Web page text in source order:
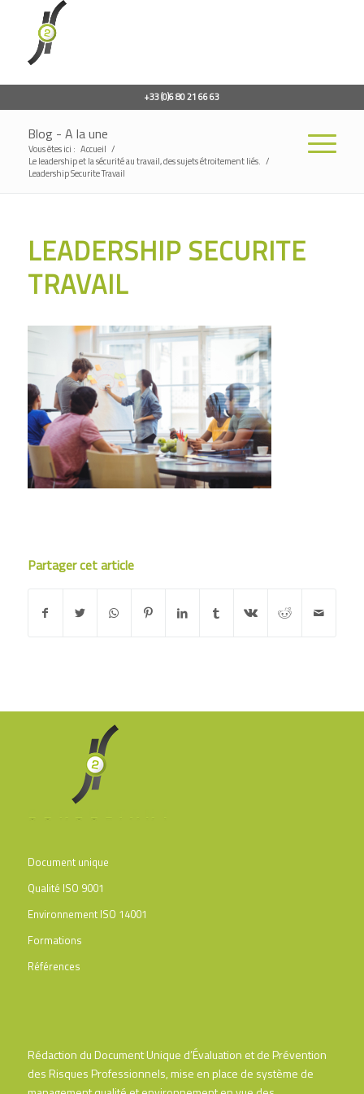
+33 (0)6 80 21 66 63
Blog - A la une
Vous êtes ici : Accueil /
Le leadership et la sécurité au travail, des sujets étroitement liés. /
Leadership Securite Travail
LEADERSHIP SECURITE
TRAVAIL
Partager cet article
Document unique
Qualité ISO 9001
Environnement ISO 14001
Formations
Références
Rédaction du Document Unique d’Évaluation et de Prévention
des Risques Professionnels, mise en place de système de